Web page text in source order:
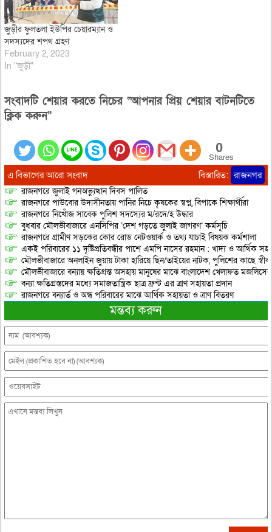
জুড়ীর ফুলতলা ইউপির চেয়ারম্যান ও
সদস্যদের শপথ গ্রহণ
February 2, 2023
In "জুড়ী"
সংবাদটি শেয়ার করতে নিচের “আপনার প্রিয় শেয়ার বাটনটিতে
ক্লিক করুন”
0
Shares
এ বিভাগের আরো সংবাদ বিস্তারিত: রাজনগর
রাজনগরে জুলাই গনঅভ্যুত্থান দিবস পালিত
রাজনগরে পাউবোর উদাসীনতায় পানির নিচে কৃষকের স্বপ্ন, বিপাকে শিক্ষার্থীরা
রাজনগরে নিখোঁজ সাবেক পুলিশ সদস্যের ম/রদে/হ উদ্ধার
বুধবার মৌলভীবাজারে এনসিপির ‘দেশ গড়তে জুলাই জাগরণ’ কর্মসূচি
রাজনগরে গ্রামীণ সড়কের কোর রোড নেটওয়ার্ক ও তথ্য যাচাই বিষয়ক কর্মশালা
একই পরিবারের ১১ দৃষ্টিপ্রতিবন্ধীর পাশে এমপি নাসের রহমান : খাদ্য ও আর্থিক
মৌলভীবাজারে অনলাইন জুয়ায় টাকা হারিয়ে ছিন/তাইয়ের নাটক, পুলিশের কাছে
মৌলভীবাজারে বন্যায় ক্ষতিগ্রস্ত অসহায় মানুষের মাঝে বাংলাদেশ খেলাফত মজলিসের
বন্যা ক্ষতিগ্রস্তদের মধ্যে সমাজতান্ত্রিক ছাত্র ফ্রন্ট এর ত্রাণ সহায়তা প্রদান
রাজনগরে বন্যার্ত ও অন্ধ পরিবারের মাঝে আর্থিক সহায়তা ও ত্রাণ বিতরণ
মন্তব্য করুন